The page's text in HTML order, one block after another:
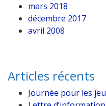
mars 2018
décembre 2017
avril 2008
Articles récents
Journée pour les